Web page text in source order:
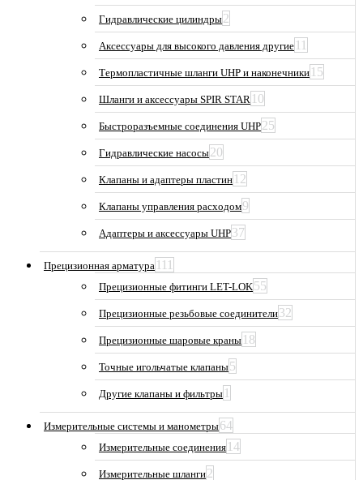
Гидравлические цилиндры2
Аксессуары для высокого давления другие 11
Термопластичные шланги UHP и наконечники 15
Шланги и аксессуары SPIR STAR 10
Быстроразъемные соединения UHP25
Гидравлические насосы20
Клапаны и адаптеры пластин 12
Клапаны управления расходом9
Адаптеры и аксессуары UHP37
Прецизионная арматура 111
Прецизионные фитинги LET-LOK55
Прецизионные резьбовые соединители32
Прецизионные шаровые краны 18
Точные игольчатые клапаны5
Другие клапаны и фильтры 1
Измерительные системы и манометры64
Измерительные соединения 14
Измерительные шланги2